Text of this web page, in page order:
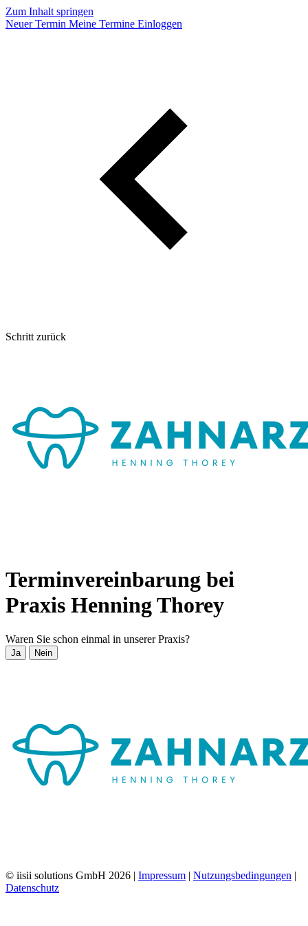
Zum Inhalt springen
Neuer Termin Meine Termine Einloggen
Schritt zurück
Terminvereinbarung bei
Praxis Henning Thorey
Waren Sie schon einmal in unserer Praxis?
Ja Nein
© iisii solutions GmbH 2026 | Impressum | Nutzungsbedingungen |
Datenschutz